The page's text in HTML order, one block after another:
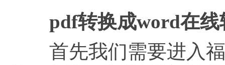
pdf转换成word在线
首先我们需要进入福